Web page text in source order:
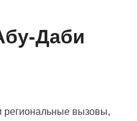
региональные вызовы,